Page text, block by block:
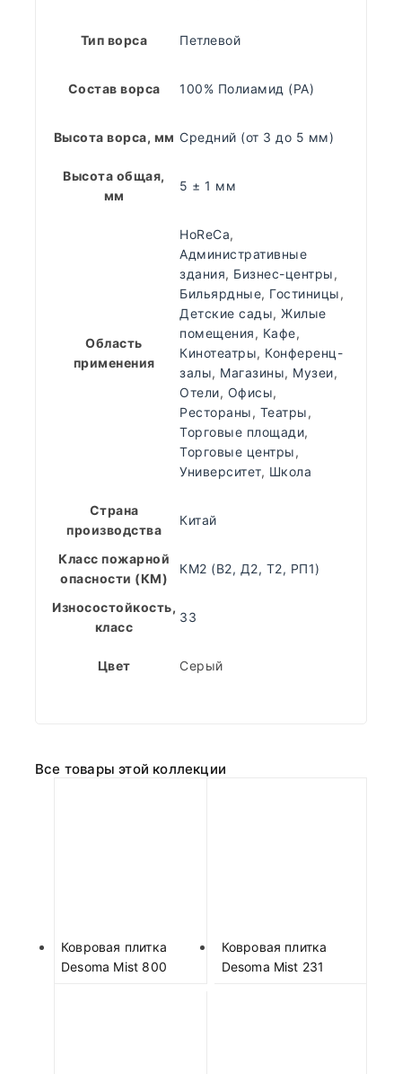
Тип ворса Петлевой
Состав ворса 100% Полиамид (PA)
Высота ворса, мм Средний (от 3 до 5 мм)
Высота общая,
мм
5 ± 1 мм
Область
применения
HoReCa,
Административные
здания, Бизнес-центры,
Бильярдные, Гостиницы,
Детские сады, Жилые
помещения, Кафе,
Кинотеатры, Конференц-
залы, Магазины, Музеи,
Отели, Офисы,
Рестораны, Театры,
Торговые площади,
Торговые центры,
Университет, Школа
Страна
производства
Китай
Класс пожарной
опасности (КМ)
КМ2 (В2, Д2, Т2, РП1)
Износостойкость,
класс
33
Цвет Серый
Все товары этой коллекции
Ковровая плитка
Desoma Mist 800
Ковровая плитка
Desoma Mist 231